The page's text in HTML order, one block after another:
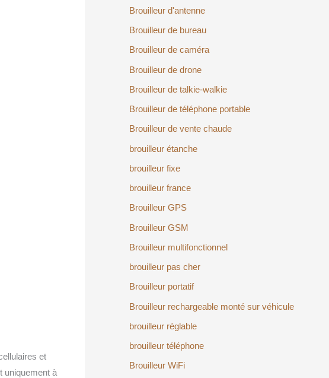
et
uniquement à
Brouilleur d'antenne
Brouilleur de bureau
Brouilleur de caméra
Brouilleur de drone
Brouilleur de talkie-walkie
Brouilleur de téléphone portable
Brouilleur de vente chaude
brouilleur étanche
brouilleur fixe
brouilleur france
Brouilleur GPS
Brouilleur GSM
Brouilleur multifonctionnel
brouilleur pas cher
Brouilleur portatif
Brouilleur rechargeable monté sur véhicule
brouilleur réglable
brouilleur téléphone
Brouilleur WiFi